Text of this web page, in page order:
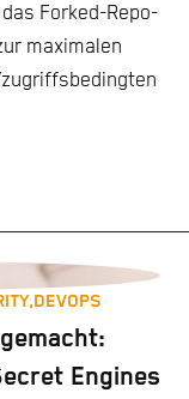
Forked-Repo-
maximalen
DEVOPS
Engines